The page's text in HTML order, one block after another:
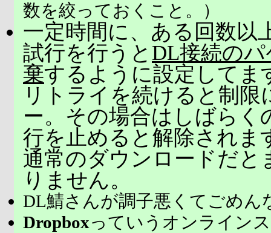
数を絞っておくこと。）
一定時間に、ある回数以
試行を行うと DL接続の
棄するように設定してま
リトライを続けると制限
ー。その場合はしばらく
行を止めると解除されま
通常のダウンロードだと
りません。
DL鯖さんが調子悪くてごめん
Dropboxっていうオンライン